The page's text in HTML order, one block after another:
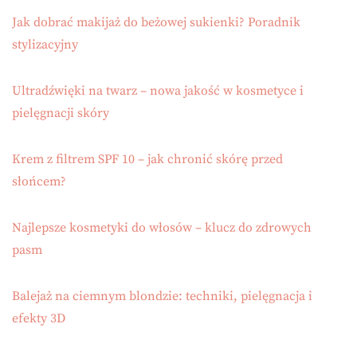
Jak dobrać makijaż do beżowej sukienki? Poradnik
stylizacyjny
Ultradźwięki na twarz – nowa jakość w kosmetyce i
pielęgnacji skóry
Krem z filtrem SPF 10 – jak chronić skórę przed
słońcem?
Najlepsze kosmetyki do włosów – klucz do zdrowych
pasm
Balejaż na ciemnym blondzie: techniki, pielęgnacja i
efekty 3D